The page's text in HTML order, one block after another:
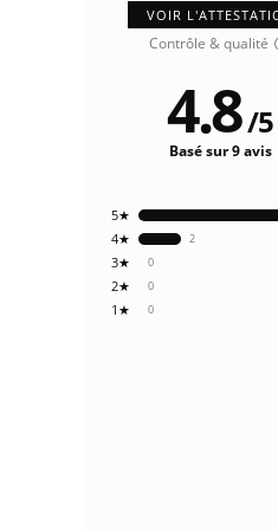
VOIR
Contrôle & qualité
0
1★
0
2★
0
3★
2
4★
5★
4.8/5
Basé sur 9 avis